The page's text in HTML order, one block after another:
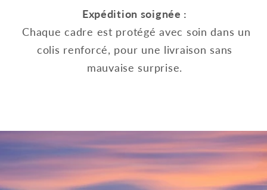
Expédition soignée :
Chaque cadre est protégé avec soin dans un
colis renforcé, pour une livraison sans
mauvaise surprise.